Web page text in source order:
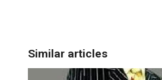
Similar articles